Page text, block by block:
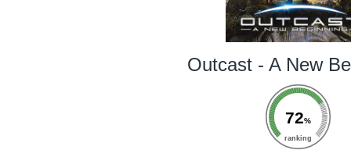
Outcast - A New
72%
ranking